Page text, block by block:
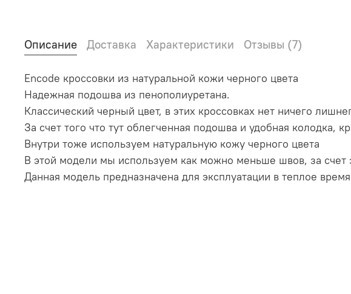
Описание Доставка Характеристики Отзывы (7)
Encode кроссовки из натуральной кожи черного цвета
Надежная подошва из пенополиуретана.
Классический черный цвет, в этих кроссовках нет ничего
За счет того что тут облегченная подошва и удобная колодка,
Внутри тоже используем натуральную кожу черного цвета
В этой модели мы используем как можно меньше швов, за счет
Данная модель предназначена для эксплуатации в теплое